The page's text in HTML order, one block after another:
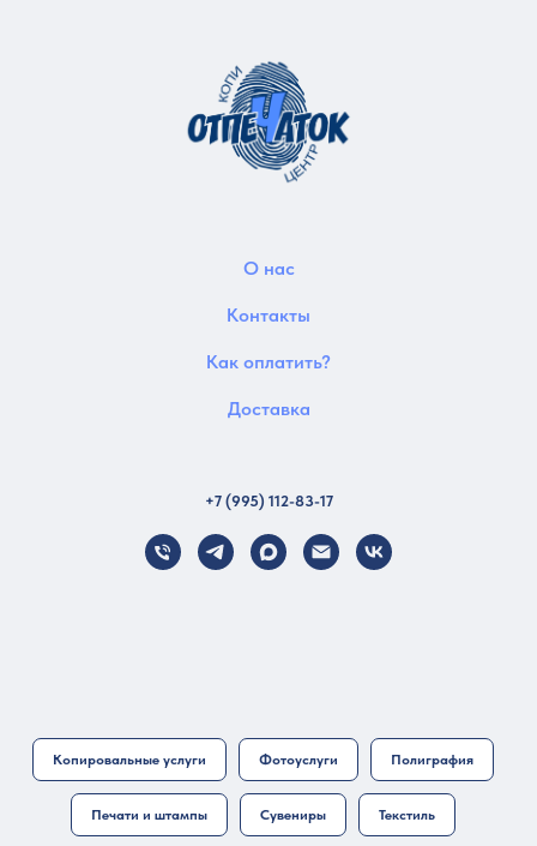
О нас
Контакты
Как оплатить?
Доставка
+7 (995) 112-83-17
Копировальные услуги Фотоуслуги Полиграфия
Печати и штампы Сувениры Текстиль